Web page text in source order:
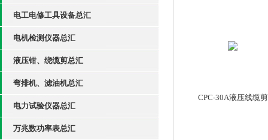
电工电修工具设备总汇
电机检测仪器总汇
液压钳、绕缆剪总汇
弯排机、滤油机总汇
电力试验仪器总汇
万兆数功率表总汇
CPC-30A液压线缆剪